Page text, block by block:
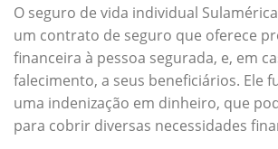
O seguro de vida individual
um contrato de seguro que oferece
financeira à pessoa segurada, e, em
falecimento, a seus beneficiários. Ele
uma indenização em dinheiro, que
para cobrir diversas necessidades